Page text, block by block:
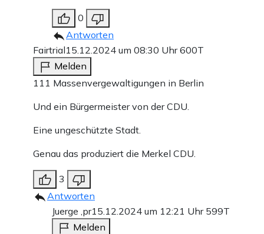
0
Antworten
Fairtrial15.12.2024 um 08:30 Uhr600T
Melden
111 Massenvergewaltigungen in Berlin
Und ein Bürgermeister von der CDU.
Eine ungeschützte Stadt.
Genau das produziert die Merkel CDU.
3
Antworten
Juerge ,pr15.12.2024 um 12:21 Uhr 599T
Melden